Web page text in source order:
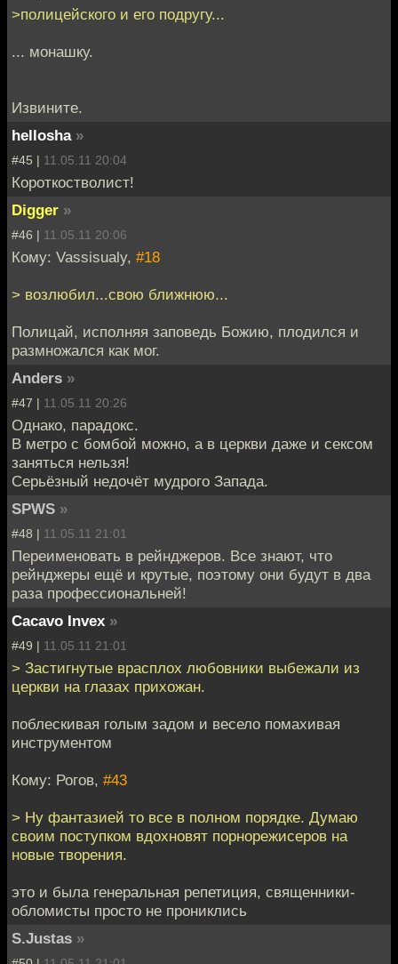
>полицейского и его подругу...
... монашку.
Извините.
hellosha »
#45 | 11.05.11 20:04
Короткостволист!
Digger »
#46 | 11.05.11 20:06
Кому: Vassisualy, #18
> возлюбил...свою ближнюю...
Полицай, исполняя заповедь Божию, плодился и
размножался как мог.
Anders »
#47 | 11.05.11 20:26
Однако, парадокс.
В метро с бомбой можно, а в церкви даже и сексом
заняться нельзя!
Серьёзный недочёт мудрого Запада.
SPWS »
#48 | 11.05.11 21:01
Переименовать в рейнджеров. Все знают, что
рейнджеры ещё и крутые, поэтому они будут в два
раза профессиональней!
Cacavo Invex »
#49 | 11.05.11 21:01
> Застигнутые врасплох любовники выбежали из
церкви на глазах прихожан.
поблескивая голым задом и весело помахивая
инструментом
Кому: Рогов, #43
> Ну фантазией то все в полном порядке. Думаю
своим поступком вдохновят порнорежисеров на
новые творения.
это и была генеральная репетиция, священники-
обломисты просто не прониклись
S.Justas »